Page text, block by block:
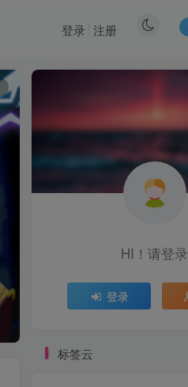
登录 注册
HI！请登录
登录
标签云